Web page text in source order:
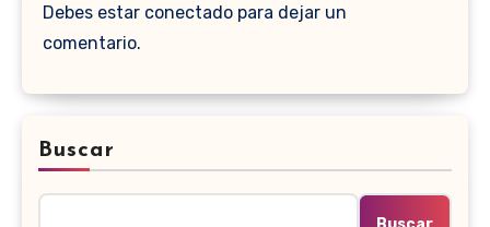
Debes estar conectado para dejar un
comentario.
Buscar